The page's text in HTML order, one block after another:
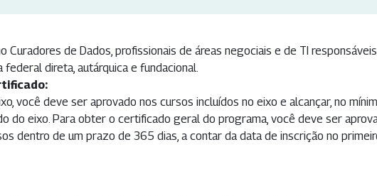
Curadores de Dados, profissionais de áreas negociais e de TI
direta, autárquica e fundacional.
você deve ser aprovado nos cursos incluídos no eixo e alcançar, no
do eixo. Para obter o certificado geral do programa, você deve ser
dentro de um prazo de 365 dias, a contar da data de inscrição no